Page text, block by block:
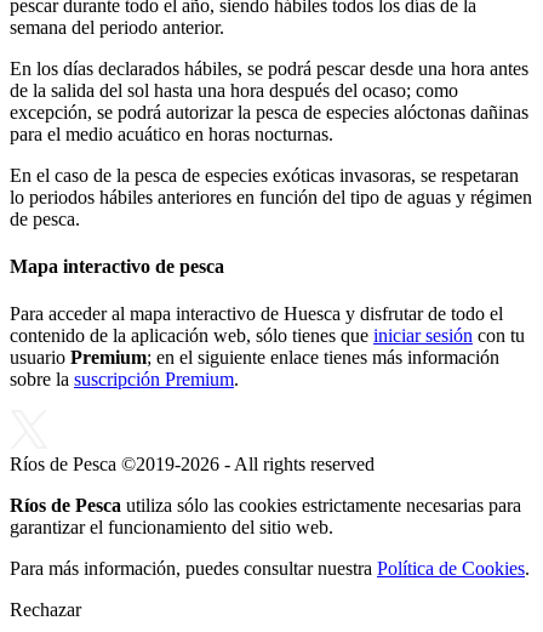
pescar durante todo el año, siendo hábiles todos los días de la
semana del periodo anterior.
En los días declarados hábiles, se podrá pescar desde una hora antes
de la salida del sol hasta una hora después del ocaso; como
excepción, se podrá autorizar la pesca de especies alóctonas dañinas
para el medio acuático en horas nocturnas.
En el caso de la pesca de especies exóticas invasoras, se respetaran
lo periodos hábiles anteriores en función del tipo de aguas y régimen
de pesca.
Mapa interactivo de pesca
Para acceder al mapa interactivo de Huesca y disfrutar de todo el
contenido de la aplicación web, sólo tienes que iniciar sesión con tu
usuario Premium; en el siguiente enlace tienes más información
sobre la suscripción Premium.
Ríos de Pesca ©2019-2026 - All rights reserved
Ríos de Pesca utiliza sólo las cookies estrictamente necesarias para
garantizar el funcionamiento del sitio web.
Para más información, puedes consultar nuestra Política de Cookies.
Rechazar